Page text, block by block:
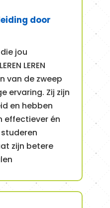
door
jou
LEREN
van de zweep
ervaring. Zij zijn
en hebben
effectiever én
zijn betere